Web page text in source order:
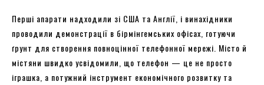
Перші апарати надходили зі США та Англії, і винахідники
проводили демонстрації в бірмінгемських офісах, готуючи
ґрунт для створення повноцінної телефонної мережі. Місто й
містяни швидко усвідомили, що телефон — це не просто
іграшка, а потужний інструмент економічного розвитку та